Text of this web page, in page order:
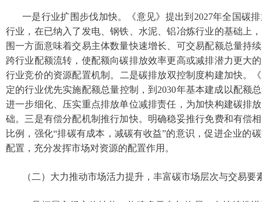
一是行业扩围步伐加快。《意见》提出到2027年全国碳
行业，在已纳入了发电、钢铁、水泥、铝冶炼行业的基础上
围一方面意味着交易主体数量快速增长、可交易配额总量持
跨行业配额流转，使配额向碳排放效率更高或减排潜力更大
行业竞价的资源配置机制。二是碳排放双控制度构建加快。
定的行业优先实施配额总量控制，到2030年基本建成以配额
进一步细化、压实重点排放单位减排责任，为加快构建碳排
础。三是有偿分配机制推行加快。明确稳妥推行免费和有偿
比例，强化“排碳有成本，减碳有收益”的意识，促进企业的
配置，充分发挥市场对资源的配置作用。
（二）大力推动市场活力提升，丰富碳市场层次与交易要